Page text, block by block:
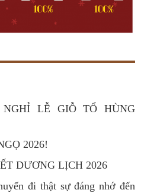
LỄ GIỖ TỔ HÙNG
2026!
DƯƠNG LỊCH 2026
đi thật sự đáng nhớ đến